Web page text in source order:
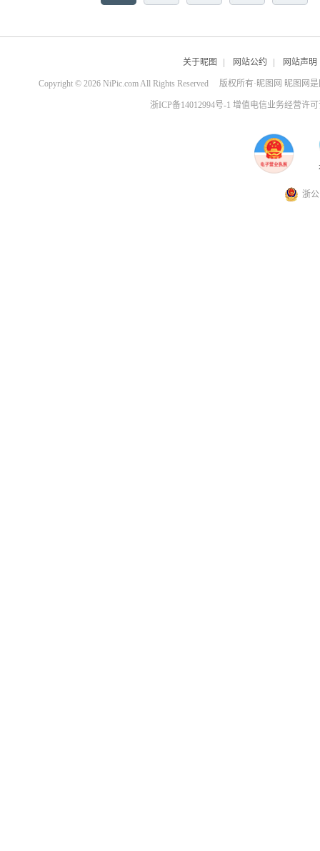
关于昵图 | 网站公约 | 网站声明
Copyright © 2026 NiPic.com All Rights Reserved 版权所有·昵图网 昵图网
浙ICP备14012994号-1 增值电信业务经营许
浙公